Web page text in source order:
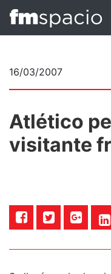
16/03/2007
Atlético
visitante